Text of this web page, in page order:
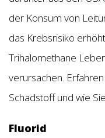
der Konsum von
das Krebsrisiko
Trihalomethane
verursachen.
Schadstoff und wie
Fluorid